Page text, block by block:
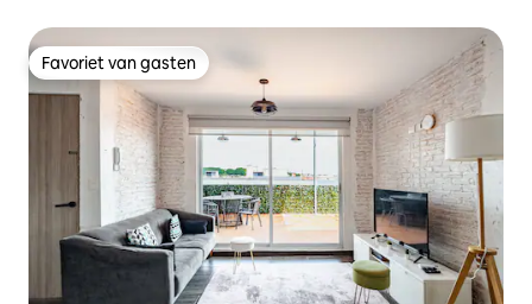
Favoriet van gasten
Favoriet van gasten